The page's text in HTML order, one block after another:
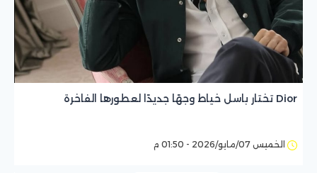
Dior تختار باسل خياط وجهًا جديدًا لعطورها الفاخرة
الخميس 07/مايو/2026 - 01:50 م